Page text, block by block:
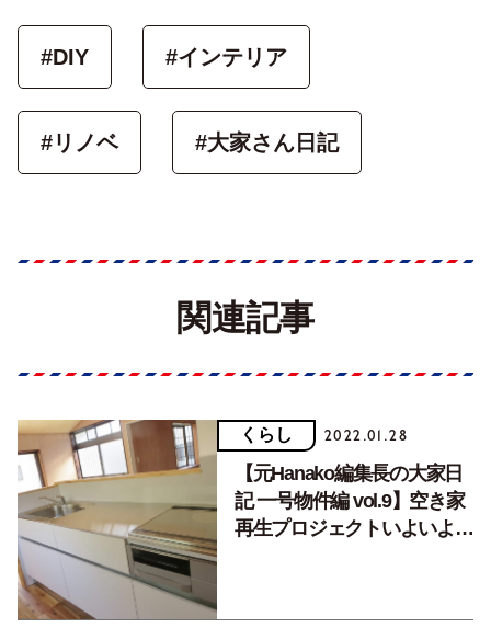
#DIY #インテリア
#リノベ #大家さん日記
関連記事
くらし 2022.01.28
【元Hanako編集長の大家日
記 一号物件編 vol.9】空き家
再生プロジェクトいよいよ完